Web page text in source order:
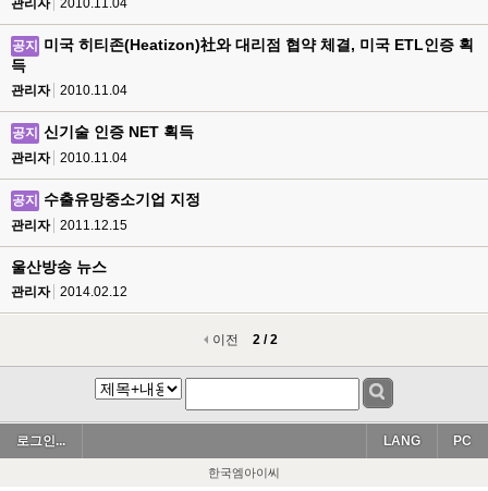
관리자 2010.11.04
공지
미국 히티존(Heatizon)社와 대리점 협약 체결, 미국 ETL인증 획
득
관리자 2010.11.04
공지 신기술 인증 NET 획득
관리자 2010.11.04
공지 수출유망중소기업 지정
관리자 2011.12.15
울산방송 뉴스
관리자 2014.02.12
이전 2 / 2
로그인... PC
LANG
한국엠아이씨